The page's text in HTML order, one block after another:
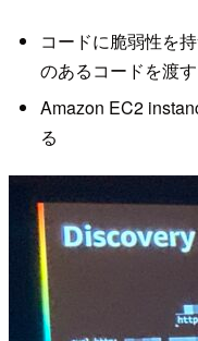
コードに脆弱性を
のあるコードを渡す
Amazon EC2
る